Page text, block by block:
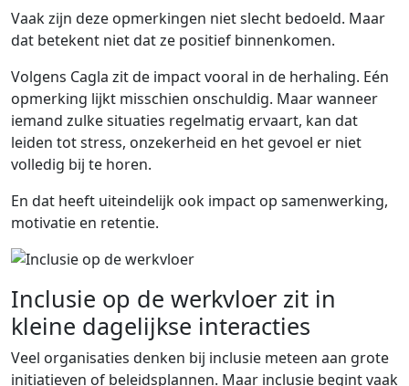
Vaak zijn deze opmerkingen niet slecht bedoeld. Maar
dat betekent niet dat ze positief binnenkomen.
Volgens Cagla zit de impact vooral in de herhaling. Eén
opmerking lijkt misschien onschuldig. Maar wanneer
iemand zulke situaties regelmatig ervaart, kan dat
leiden tot stress, onzekerheid en het gevoel er niet
volledig bij te horen.
En dat heeft uiteindelijk ook impact op samenwerking,
motivatie en retentie.
Inclusie op de werkvloer zit in
kleine dagelijkse interacties
Veel organisaties denken bij inclusie meteen aan grote
initiatieven of beleidsplannen. Maar inclusie begint vaak